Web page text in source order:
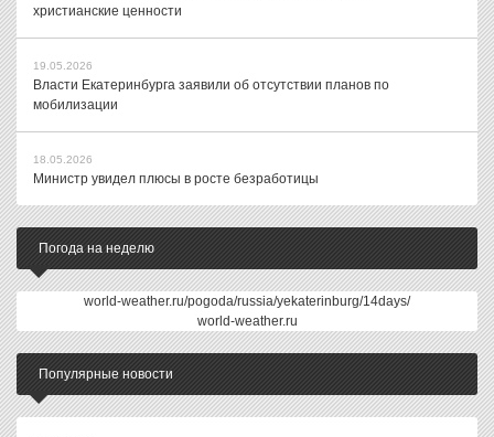
христианские ценности
19.05.2026
Власти Екатеринбурга заявили об отсутствии планов по
мобилизации
18.05.2026
Министр увидел плюсы в росте безработицы
Погода на неделю
world-weather.ru/pogoda/russia/yekaterinburg/14days/
world-weather.ru
Популярные новости